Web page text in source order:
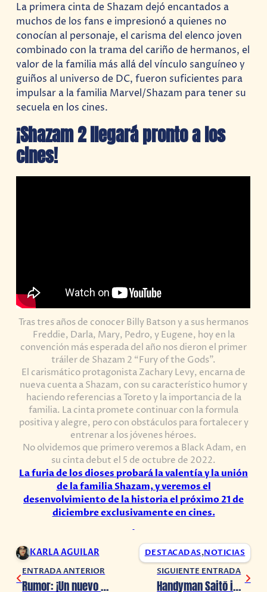
La primera cinta de Shazam dejó encantados a
muchos de los fans e impresionó a quienes no
conocían al personaje, el carisma del elenco joven
combinado con la trama del cariño de hermanos, el
valor de la familia más allá del vínculo sanguíneo y
guiños al universo de DC, fueron suficientes para
impulsar a la familia Marvel/Shazam para tener su
secuela en los cines.
¡Shazam 2 llegará pronto a los
cines!
Tras tres años de conocer Billy Batson y a sus hermanos
Freddie, Darla, Mary, Pedro, y Eugene, hoy en la
convención más esperada del año nos dieron el primer
tráiler de Shazam 2 “Fury of the Gods”.
El carismático protagonista Zachary Levy, encarna de
nueva cuenta a Shazam, con su característico humor y
haciendo referencias a Toreto y la importancia de la
familia. La cinta promete continuar con la formula
positiva y alegre, pero con obstáculos para fortalecer y
entrenar a los jóvenes héroes.
No olvidemos que primero veremos a Black Adam, en
su cinta debut el 5 de octubre de 2022.
La furia de los dioses probará la valentía y la unión
de la familia Shazam, y veremos el
desenvolvimiento de la historia el próximo 21 de
diciembre exclusivamente en cines.
KARLA AGUILAR DESTACADAS,NOTICIAS
ENTRADA ANTERIOR
Rumor: ¡Un nuevo Monster Hunter está en camino!
SIGUIENTE ENTRADA
Handyman Saitō in Another World revela estreno en 2023